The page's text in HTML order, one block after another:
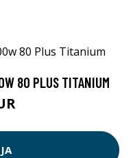
80 PLUS TITANIUM